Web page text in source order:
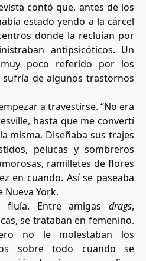
contó que, antes de los
estado yendo a la cárcel
donde la recluían por
antipsicóticos. Un
poco referido por los
sufría de algunos trastornos
a travestirse. “No era
hasta que me convertí
misma. Diseñaba sus trajes
pelucas y sombreros
ramilletes de flores
en cuando. Así se paseaba
Nueva York.
fluía. Entre amigas drags,
se trataban en femenino.
no le molestaban los
sobre todo cuando se